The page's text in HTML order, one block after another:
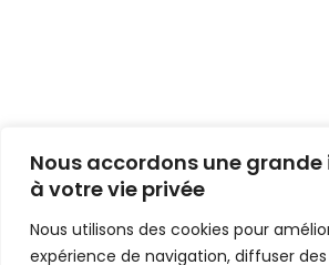
Nous accordons une
à votre vie privée
Nous utilisons des cookies pour
expérience de navigation, diffuser